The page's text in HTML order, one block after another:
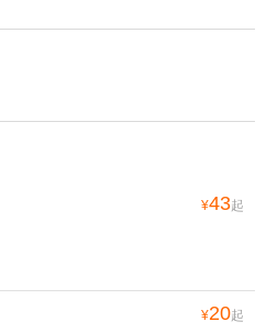
¥43起
¥20起